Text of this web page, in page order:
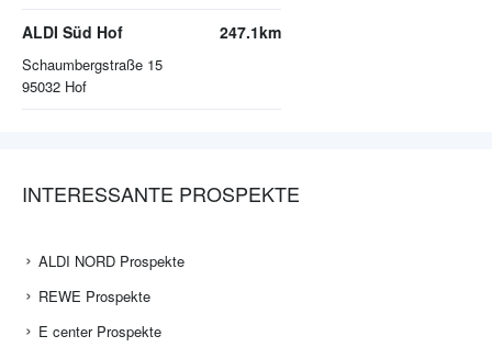
ALDI Süd Hof
Schaumbergstraße 15
95032 Hof
247.1km
INTERESSANTE PROSPEKTE
ALDI NORD Prospekte
REWE Prospekte
E center Prospekte